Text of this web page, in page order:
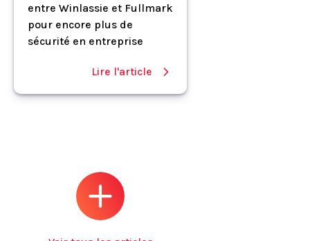
entre Winlassie et Fullmark
pour encore plus de
sécurité en entreprise
Lire l'article